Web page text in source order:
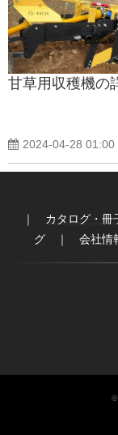
甘草用収穫機の
2024-04-28 01:00
｜ カタログ・冊
グ ｜ 会社情
©